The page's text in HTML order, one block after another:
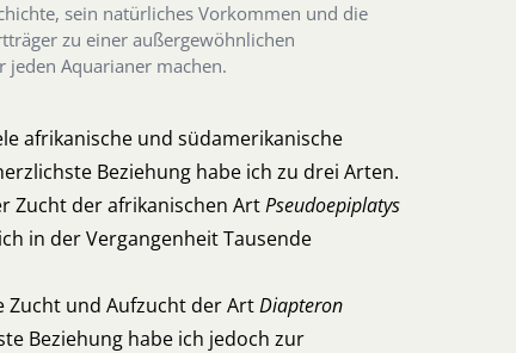
sein natürliches Vorkommen und die
zu einer außergewöhnlichen
Aquarianer machen.
afrikanische und südamerikanische
Beziehung habe ich zu drei Arten.
Zucht der afrikanischen ArtPseudoepiplatys
in der Vergangenheit Tausende
Zucht und Aufzucht der ArtDiapteron
Beziehung habe ich jedoch zur